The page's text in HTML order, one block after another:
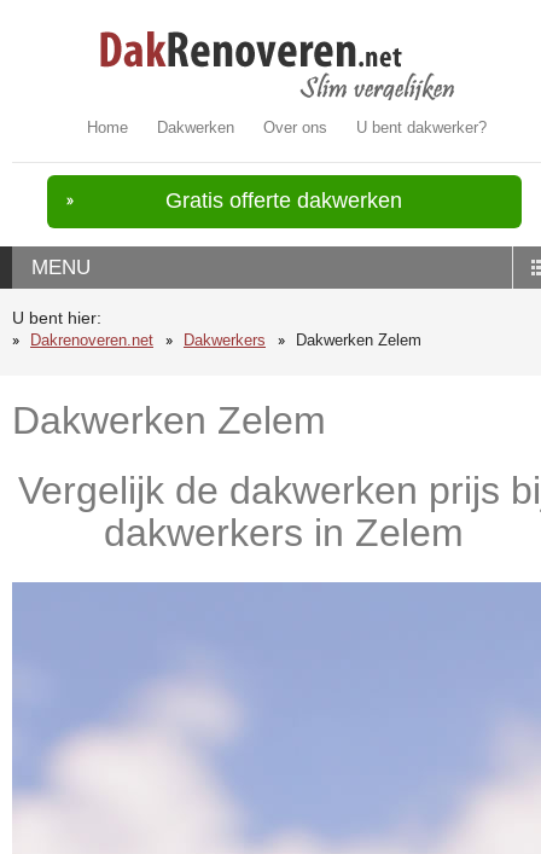
Home Dakwerken Over ons U bent dakwerker?
Gratis offerte dakwerken
MENU
U bent hier:
Dakrenoveren.net
Dakwerkers Dakwerken Zelem
Dakwerken Zelem
Vergelijk de dakwerken prijs
dakwerkers in Zelem